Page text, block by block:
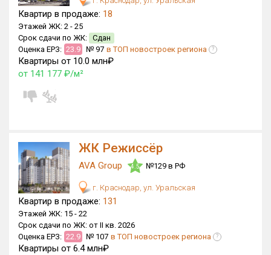
Квартир в продаже: 18
Этажей ЖК: 2 - 25
Срок сдачи по ЖК: Сдан
Оценка ЕРЗ: 23.9 № 97 в ТОП новостроек региона ?
Квартиры от 10.0 млн₽
от 141 177 ₽/м²
ЖК Режиссёр
AVA Group 4.5 №129 в РФ
г. Краснодар, ул. Уральская
Квартир в продаже: 131
Этажей ЖК: 15 - 22
Срок сдачи по ЖК: от II кв. 2026
Оценка ЕРЗ: 22.9 № 107 в ТОП новостроек региона ?
Квартиры от 6.4 млн₽